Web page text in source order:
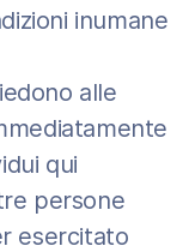
inumane
alle
qui
persone
esercitato